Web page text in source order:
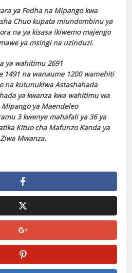
ya Fedha na Mipango kwa
Chuo kupata miundombinu ya
na ya kisasa ikiwemo majengo
ya msingi na uzinduzi.
ya wahitimu 2691
1491 na wanaume 1200 wamehiti
na kutunukiwa Astashahada
ya kwanza kwa wahitimu wa
Mipango ya Maendeleo
3 kwenye mahafali ya 36 ya
Kituo cha Mafunzo Kanda ya
Ziwa Mwanza.